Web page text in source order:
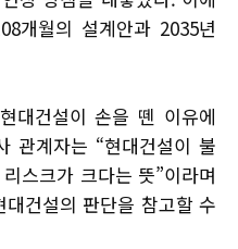
개월의 설계안과 2035년
대건설이 손을 뗀 이유에
관계자는 “현대건설이 불
스크가 크다는 뜻”이라며
건설의 판단을 참고할 수